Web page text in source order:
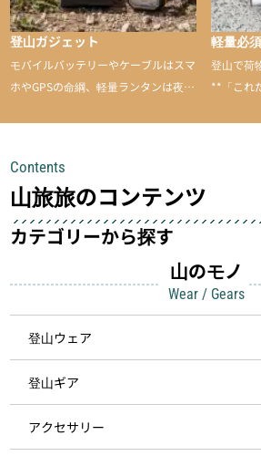
登山ガジェット
モバイルバッテリーやケーブルはスマ
ホやGPSの命綱、軽量ランタンは夜間
して安全にしてくれます
軽量必
登山で荷
**「これ
Contents
山旅旅のコンテンツ
カテゴリーから探す
山のモノ
Wear / Gears
登山ウェア
登山ギア
アクセサリー